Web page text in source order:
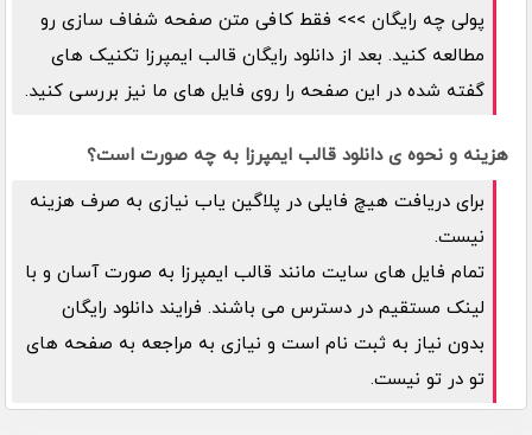
پولی چه رایگان >>> فقط کافی متن صفحه شفاف سازی رو
مطالعه کنید. بعد از دانلود رایگان قالب ایمپرزا تکنیک های
گفته شده در این صفحه را روی فایل های ما نیز بررسی کنید.
هزینه و نحوه ی دانلود قالب ایمپرزا به چه صورت است؟
برای دریافت هیچ فایلی در پلاگین یاب نیازی به صرف هزینه
نیست.
تمام فایل های سایت مانند قالب ایمپرزا به صورت آسان و با
لینک مستقیم در دسترس می باشند. فرایند دانلود رایگان
بدون نیاز به ثبت نام است و نیازی به مراجعه به صفحه های
تو در تو نیست.